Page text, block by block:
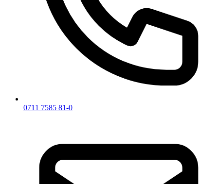
0711 7585 81-0